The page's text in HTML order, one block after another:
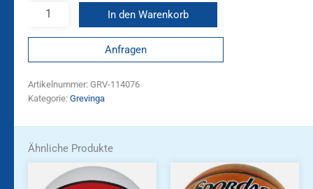
In den Warenkorb
Anfragen
Artikelnummer: GRV-114076
Kategorie: Grevinga
Ähnliche Produkte